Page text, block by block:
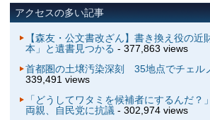
アクセスの多い記事
【森友・公文書改ざん】書き換え役の
本」と遺書見つかる - 377,863 views
首都圏の土壌汚染深刻 35地点でチェル
339,491 views
「どうしてワタミを候補者にするんだ
両親、自民党に抗議- 302,974 views